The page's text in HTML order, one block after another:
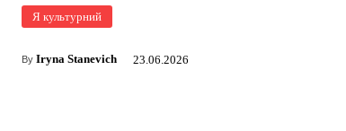
Я культурний
By Iryna Stanevich 23.06.2026